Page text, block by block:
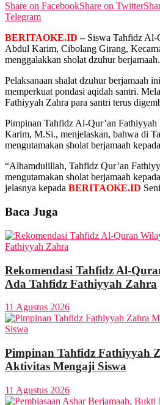
Share on FacebookShare on Twitter
Telegram
BERITAOKE.ID –Siswa Tahfidz Al-
Abdul Karim, Cibolang Girang,
menggalakkan sholat dzuhur berjamaah.
Pelaksanaan shalat dzuhur berjamaah
memperkuat pondasi aqidah santri.
Fathiyyah Zahra para santri terus
Pimpinan Tahfidz Al-Qur’an
Karim, M.Si., menjelaskan, bahwa di
mengutamakan sholat berjamaah
“Alhamdulillah, Tahfidz Qur’an
mengutamakan sholat berjamaah
jelasnya kepada BERITAOKE.ID
Baca Juga
Rekomendasi Tahfidz Al-
Ada Tahfidz Fathiyyah Zahra
11 Agustus 2026
Pimpinan Tahfidz Fathiyyah
Aktivitas Mengaji Siswa
11 Agustus 2026